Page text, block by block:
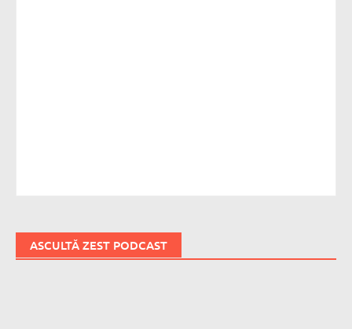
ASCULTĂ ZEST PODCAST